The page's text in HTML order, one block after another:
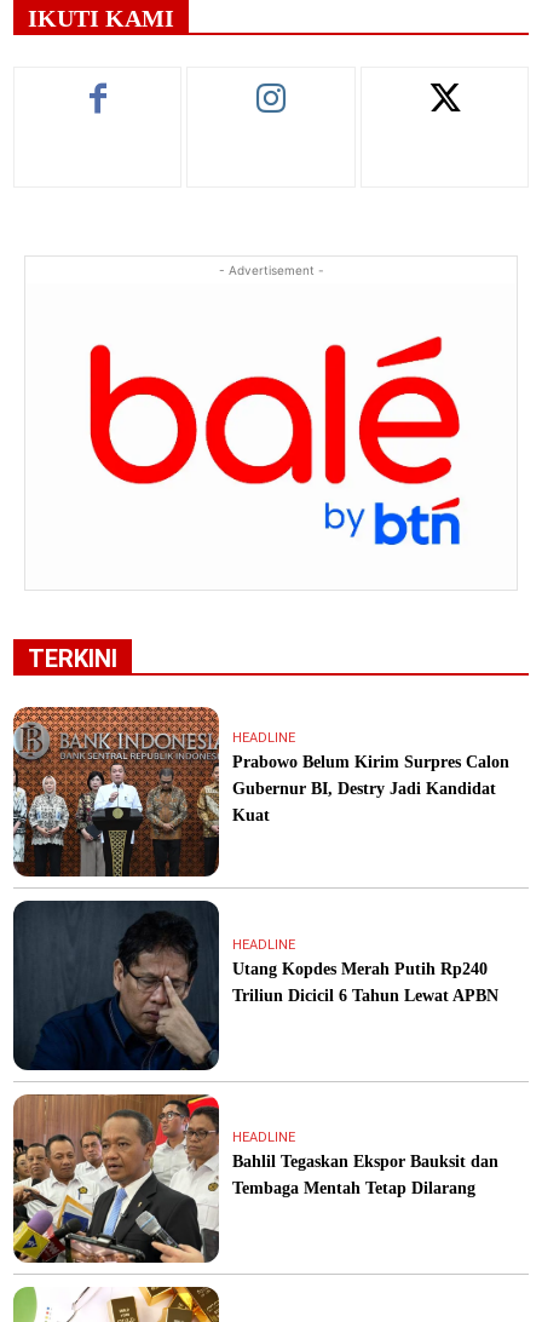
IKUTI KAMI
- Advertisement -
TERKINI
HEADLINE
Prabowo Belum Kirim Surpres Calon
Gubernur BI, Destry Jadi Kandidat
Kuat
HEADLINE
Utang Kopdes Merah Putih Rp240
Triliun Dicicil 6 Tahun Lewat APBN
HEADLINE
Bahlil Tegaskan Ekspor Bauksit dan
Tembaga Mentah Tetap Dilarang